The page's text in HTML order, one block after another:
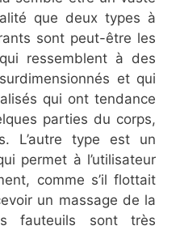
que deux types à
sont peut-être les
ressemblent à des
et qui
qui ont tendance
parties du corps,
L’autre type est un
permet à l’utilisateur
comme s’il flottait
un massage de la
fauteuils sont très